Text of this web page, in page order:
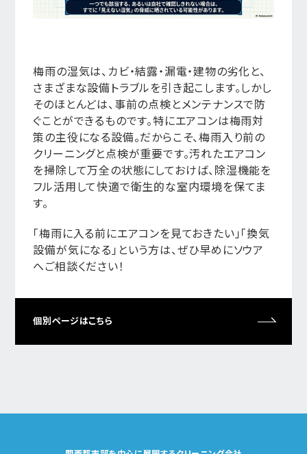
梅雨の湿気は、カビ・結露・漏電・建物の劣化と、
さまざまな設備トラブルを引き起こします。しかし
そのほとんどは、事前の点検とメンテナンスで防
ぐことができるものです。特にエアコンは梅雨対
策の主役になる設備。だからこそ、梅雨入り前の
クリーニングと点検が重要です。汚れたエアコン
を掃除して万全の状態にしておけば、除湿機能を
フル活用して快適で衛生的な室内環境を保てま
す。
「梅雨に入る前にエアコンを見ておきたい」「換気
設備が気になる」という方は、ぜひ早めにソウア
へご相談ください！
個別ページはこちら